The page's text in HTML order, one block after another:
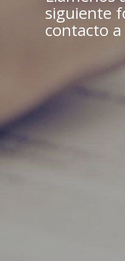
siguiente
contacto